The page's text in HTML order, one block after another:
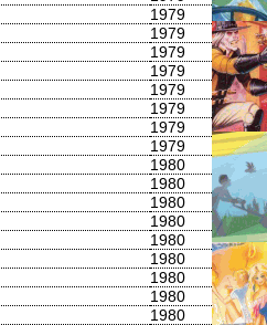
1979
1979
1979
1979
1979
1979
1979
1979
1980
1980
1980
1980
1980
1980
1980
1980
1980